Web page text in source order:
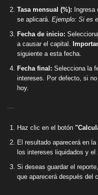
Tasa mensual (%):
se aplicará. Ejemplo: Si es
Fecha de inicio:
a causar el capital.
siguiente a esta fecha.
Fecha final: Selecciona la
intereses. Por defecto, si
hoy.
Haz clic en el botón
El resultado aparecerá en
los intereses liquidados y el
Si deseas guardar el
que aparecerá después del